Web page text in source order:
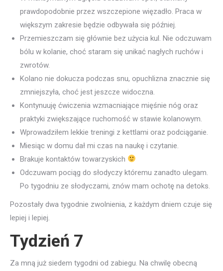
prawdopodobnie przez wszczepione więzadło. Praca w
większym zakresie będzie odbywała się później.
Przemieszczam się głównie bez użycia kul. Nie odczuwam
bólu w kolanie, choć staram się unikać nagłych ruchów i
zwrotów.
Kolano nie dokucza podczas snu, opuchlizna znacznie się
zmniejszyła, choć jest jeszcze widoczna.
Kontynuuję ćwiczenia wzmacniające mięśnie nóg oraz
praktyki zwiększające ruchomość w stawie kolanowym.
Wprowadziłem lekkie treningi z kettlami oraz podciąganie.
Miesiąc w domu dał mi czas na naukę i czytanie.
Brakuje kontaktów towarzyskich
Odczuwam pociąg do słodyczy któremu zanadto ulegam.
Po tygodniu ze słodyczami, znów mam ochotę na detoks.
Pozostały dwa tygodnie zwolnienia, z każdym dniem czuje się
lepiej i lepiej.
Tydzień 7
Za mną już siedem tygodni od zabiegu. Na chwilę obecną